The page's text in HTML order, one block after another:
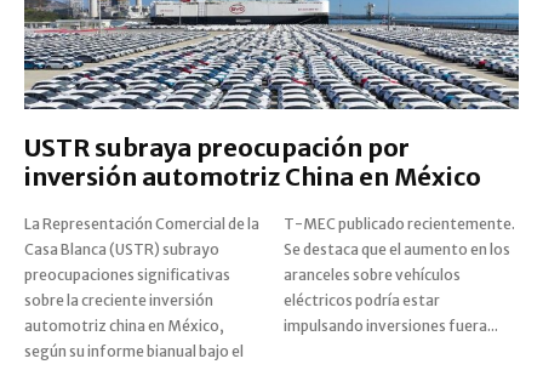
USTR subraya preocupación por
inversión automotriz China en México
La Representación Comercial de la
Casa Blanca (USTR) subrayo
preocupaciones significativas
sobre la creciente inversión
automotriz china en México,
según su informe bianual bajo el
T-MEC publicado recientemente.
Se destaca que el aumento en los
aranceles sobre vehículos
eléctricos podría estar
impulsando inversiones fuera...